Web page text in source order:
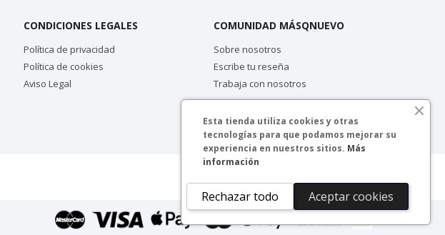
CONDICIONES LEGALES
Política de privacidad
Política de cookies
Aviso Legal
COMUNIDAD MÁSQNUEVO
Sobre nosotros
Escribe tu reseña
Trabaja con nosotros
Esta tienda utiliza cookies y otras
tecnologías para que podamos mejorar su
experiencia en nuestros sitios. Más
información
Aceptar cookies
Rechazar todo